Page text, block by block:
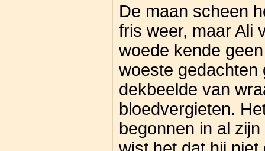
De maan scheen
fris weer, maar Ali
woede kende
woeste gedachten
dekbeelde van
bloedvergieten.
begonnen in al